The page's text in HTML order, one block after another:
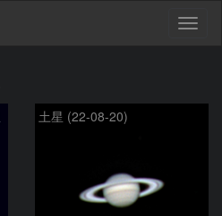
土星 (22-08-20)